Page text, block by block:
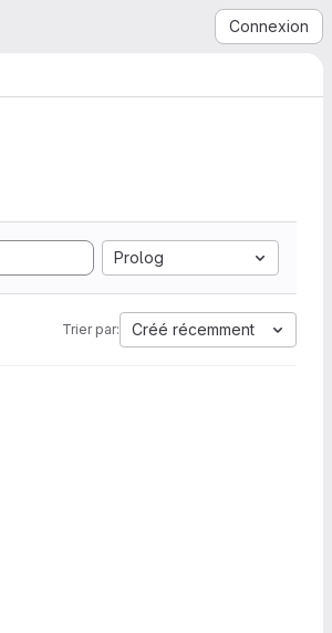
Connexion
Prolog
Trier par: Créé récemment